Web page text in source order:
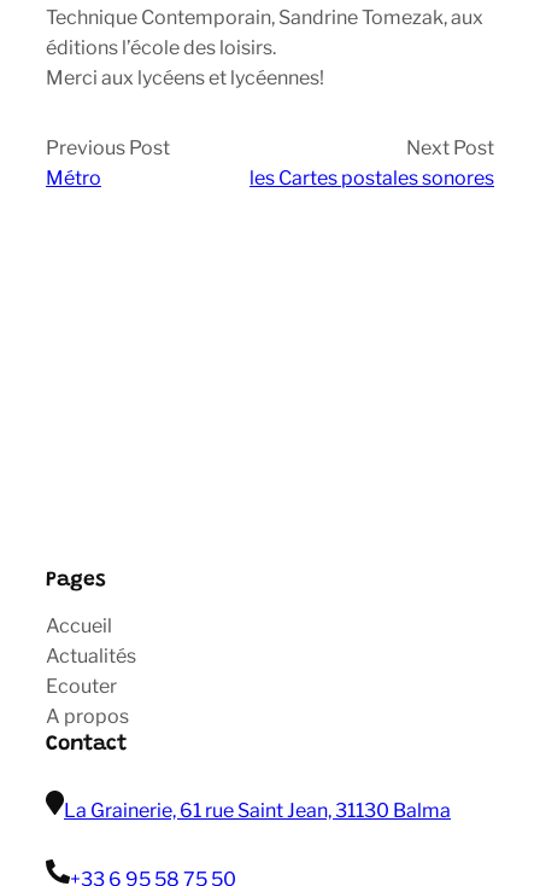
Technique Contemporain, Sandrine Tomezak, aux
éditions l’école des loisirs.
Merci aux lycéens et lycéennes!
Previous Post
Métro
Next Post
les Cartes postales sonores
Pages
Accueil
Actualités
Ecouter
A propos
Contact
La Grainerie, 61 rue Saint Jean, 31130 Balma
+33 6 95 58 75 50